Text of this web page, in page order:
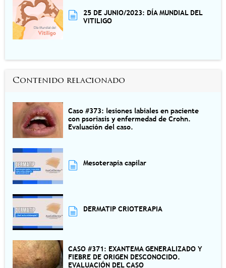
25 DE JUNIO/2023: DÍA MUNDIAL DEL
VITILIGO
Contenido relacionado
Caso #373: lesiones labiales en paciente
con psoriasis y enfermedad de Crohn.
Evaluación del caso.
Mesoterapia capilar
DERMATIP CRIOTERAPIA
CASO #371: EXANTEMA GENERALIZADO Y
FIEBRE DE ORIGEN DESCONOCIDO.
EVALUACIÓN DEL CASO